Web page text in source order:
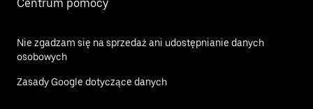
Centrum pomocy
Nie zgadzam się na sprzedaż ani udostępnianie danych
osobowych
Zasady Google dotyczące danych